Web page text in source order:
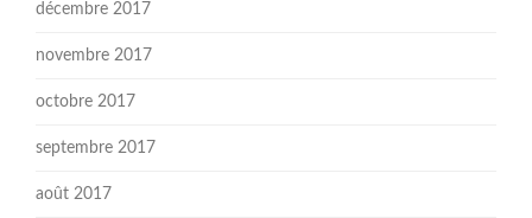
décembre 2017
novembre 2017
octobre 2017
septembre 2017
août 2017